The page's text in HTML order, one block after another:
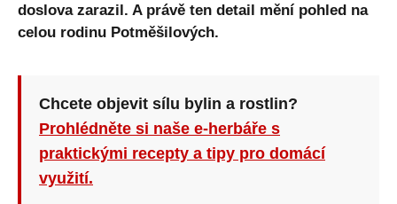
doslova zarazil. A právě ten detail mění pohled na
celou rodinu Potměšilových.
Chcete objevit sílu bylin a rostlin?
Prohlédněte si naše e-herbáře s
praktickými recepty a tipy pro domácí
využití.